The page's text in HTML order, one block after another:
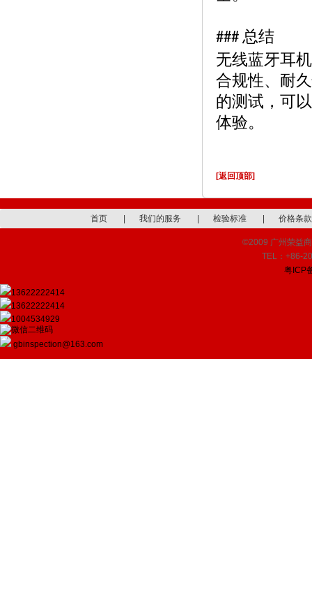
### 总结
无线蓝牙耳
合规性、耐
的测试，可
体验。
[返回顶部]
首页 我们的服务 检验标准 价格条款
©2009 广州荣益
TEL：+86-
粤ICP
13622222414
13622222414
1004534929
gbinspection@163.com